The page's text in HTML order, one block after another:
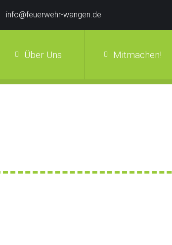
info@feuerwehr-wangen.de
Über Uns Mitmachen!